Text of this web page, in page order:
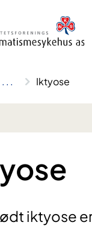
.. . Iktyose
iktyose